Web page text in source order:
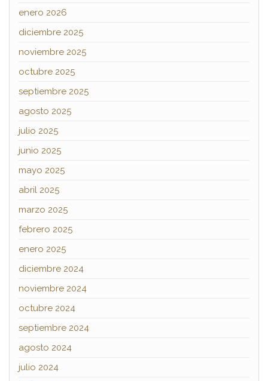
enero 2026
diciembre 2025
noviembre 2025
octubre 2025
septiembre 2025
agosto 2025
julio 2025
junio 2025
mayo 2025
abril 2025
marzo 2025
febrero 2025
enero 2025
diciembre 2024
noviembre 2024
octubre 2024
septiembre 2024
agosto 2024
julio 2024